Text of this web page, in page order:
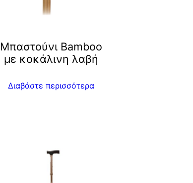
Μπαστούνι Bamboo
με κοκάλινη λαβή
Διαβάστε περισσότερα